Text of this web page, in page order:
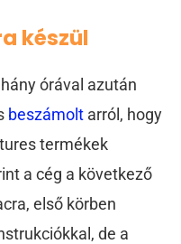
készül
órával azután
beszámolt arról, hogy
termékek
a cég a következő
első körben
de a